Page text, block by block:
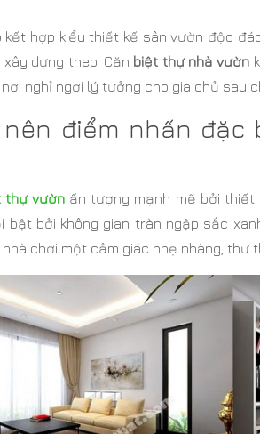
hợp kiểu thiết kế sân vườn độc
dựng theo. Căn biệt thự nhà vườn
nghỉ ngơi lý tưởng cho gia chủ sau
điểm nhấn
thự vườn ấn tượng mạnh mẽ bởi thiết
bật bởi không gian tràn ngập sắc
chơi một cảm giác nhẹ nhàng, thư